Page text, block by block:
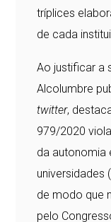
tríplices
de cada
Ao justificar a
Alcolumbre
twitter,
979/2020
da autonomia
universidades
de modo que
pelo